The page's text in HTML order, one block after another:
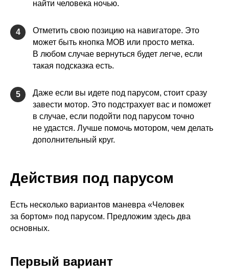
найти человека ночью.
4
Отметить свою позицию на навигаторе. Это
может быть кнопка MOB или просто метка.
В любом случае вернуться будет легче, если
такая подсказка есть.
5
Даже если вы идете под парусом, стоит сразу
завести мотор. Это подстрахует вас и поможет
в случае, если подойти под парусом точно
не удастся. Лучше помочь мотором, чем делать
дополнительный круг.
Действия под парусом
Есть несколько вариантов маневра «Человек
за бортом» под парусом. Предложим здесь два
основных.
Первый вариант